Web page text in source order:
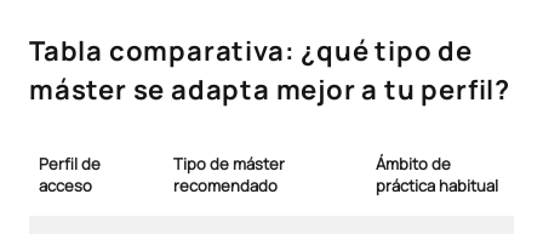
Tabla comparativa: ¿qué tipo de
máster se adapta mejor a tu perfil?
Perfil de
acceso
Tipo de máster
recomendado
Ámbito de
práctica habitual